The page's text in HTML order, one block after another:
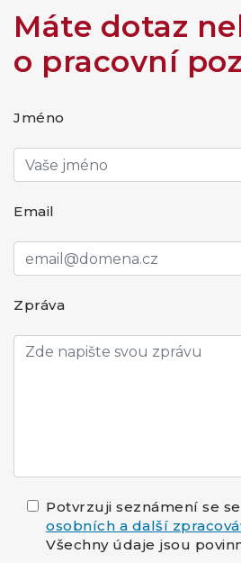
Máte dotaz
o pracovní
Jméno
Email
Zpráva
Potvrzuji seznámení se se
osobních a další
Všechny údaje jsou